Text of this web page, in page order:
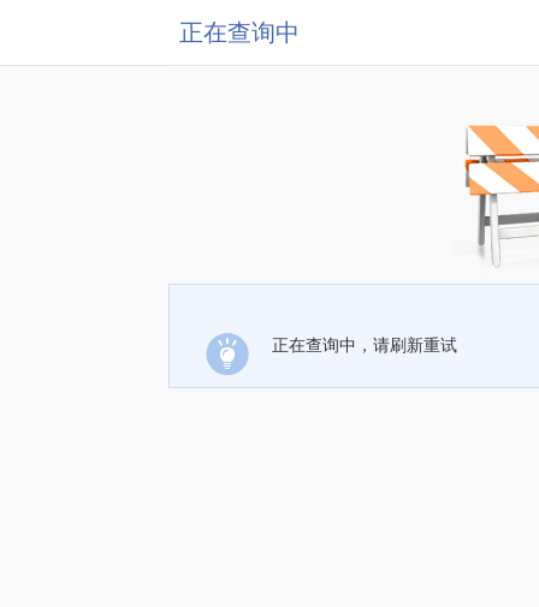
正在查询中
正在查询中，请刷新重试